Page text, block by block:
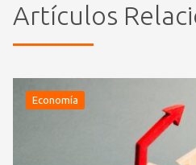
Artículos
Economía